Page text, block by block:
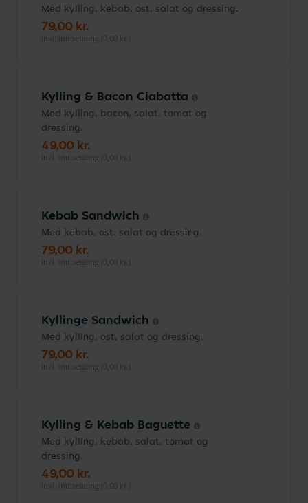
Med kylling, kebab, ost, salat og dressing.
79,00 kr.
inkl. indbetaling (0,00 kr.)
Kylling & Bacon Ciabatta
Med kylling, bacon, salat, tomat og
dressing.
49,00 kr.
inkl. indbetaling (0,00 kr.)
Kebab Sandwich
Med kebab, ost, salat og dressing.
79,00 kr.
inkl. indbetaling (0,00 kr.)
Kyllinge Sandwich
Med kylling, ost, salat og dressing.
79,00 kr.
inkl. indbetaling (0,00 kr.)
Kylling & Kebab Baguette
Med kylling, kebab, salat, tomat og
dressing.
49,00 kr.
inkl. indbetaling (0,00 kr.)